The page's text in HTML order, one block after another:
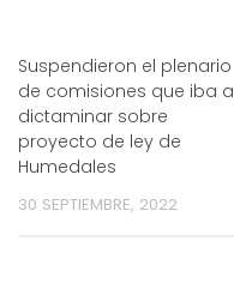
Suspendieron el plenario
de comisiones que iba a
dictaminar sobre
proyecto de ley de
Humedales
30 SEPTIEMBRE, 2022